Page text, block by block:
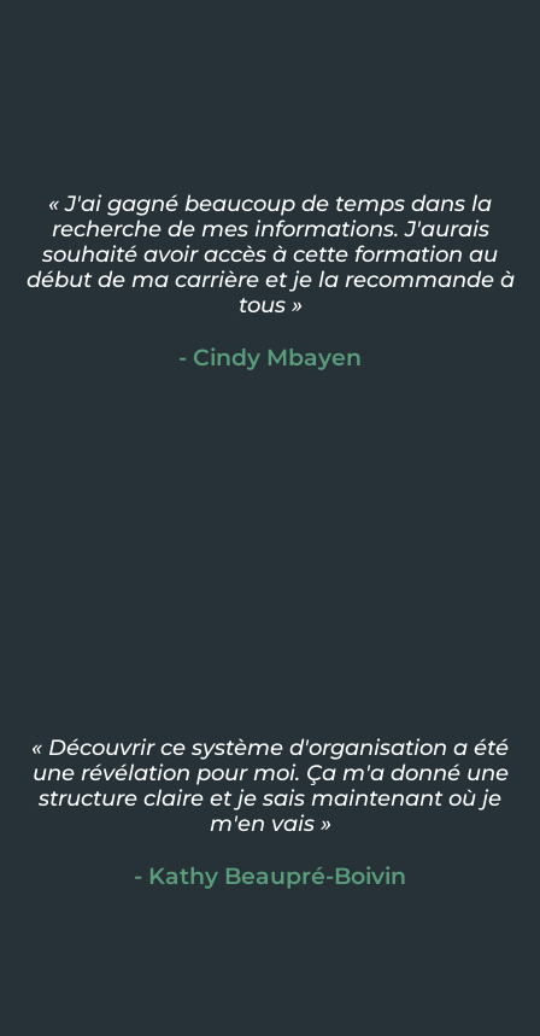
« J'ai gagné beaucoup de temps dans la
recherche de mes informations. J'aurais
souhaité avoir accès à cette formation au
début de ma carrière et je la recommande à
tous »
- Cindy Mbayen
« Découvrir ce système d'organisation a été
une révélation pour moi. Ça m'a donné une
structure claire et je sais maintenant où je
m'en vais »
- Kathy Beaupré-Boivin